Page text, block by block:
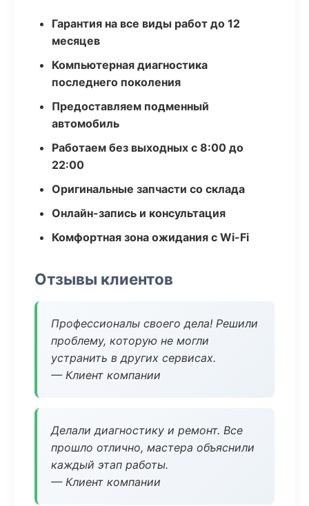
Гарантия на все виды работ до 12
месяцев
Компьютерная диагностика
последнего поколения
Предоставляем подменный
автомобиль
Работаем без выходных с 8:00 до
22:00
Оригинальные запчасти со склада
Онлайн-запись и консультация
Комфортная зона ожидания с Wi-Fi
Отзывы клиентов
Профессионалы своего дела! Решили
проблему, которую не могли
устранить в других сервисах.
— Клиент компании
Делали диагностику и ремонт. Все
прошло отлично, мастера объяснили
каждый этап работы.
— Клиент компании